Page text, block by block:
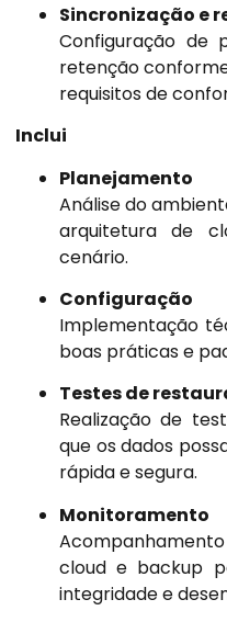
Sincronização e
Configuração de
retenção
requisitos de
Inclui
Planejamento
Análise do
arquitetura de
cenário.
Configuração
Implementação
boas práticas e
Testes de
Realização de
que os dados
rápida e segura.
Monitoramento
cloud e backup
integridade e